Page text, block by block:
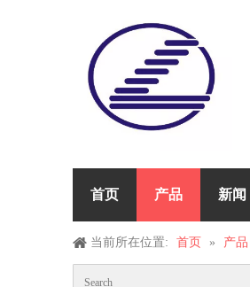
首页 产品 新闻
当前所在位置: 首页 » 产品